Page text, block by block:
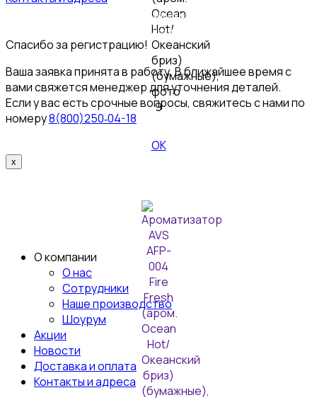
© 2026 Пультовик-Оптом. Все права защищены
Политика конфиденциальности
Спасибо за регистрацию!
Ваша заявка принята в работу. В ближайшее время с
вами свяжется менеджер для уточнения деталей.
Если у вас есть срочные вопросы, свяжитесь с нами по
номеру8(800)250‑04-18
ОК
x
О компании
О нас
Сотрудники
Наше производство
Шоурум
Акции
Новости
Доставка и оплата
Контакты и адреса